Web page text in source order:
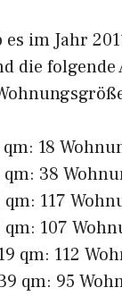
im Jahr
die folgende
18
qm: 38
117
qm: 107
qm: 112
qm: 95